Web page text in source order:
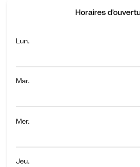
Horaires
Lun.
Mar.
Mer.
Jeu.